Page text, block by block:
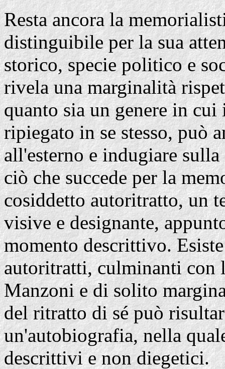
Resta ancora la
distinguibile per la sua
storico, specie politico e
rivela una marginalità
quanto sia un genere in
ripiegato in se stesso, può
all'esterno e indugiare
ciò che succede per la
cosiddetto autoritratto, un
visive e designante,
momento descrittivo.
autoritratti, culminanti
Manzoni e di solito
del ritratto di sé può
un'autobiografia, nella
descrittivi e non diegetici.